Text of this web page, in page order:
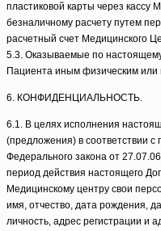
пластиковой карты через кассу
безналичному расчету путем
расчетный счет Медицинского
5.3. Оказываемые по
Пациента иным физическим
6. КОНФИДЕНЦИАЛЬНОСТЬ.
6.1. В целях исполнения
(предложения) в соответствии с
Федерального закона от
период действия настоящего
Медицинскому центру свои
имя, отчество, дата рождения,
личность, адрес регистрации и